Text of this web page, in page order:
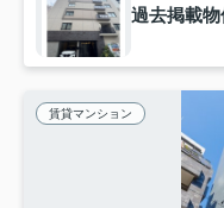
過去掲載物
賃貸マンション